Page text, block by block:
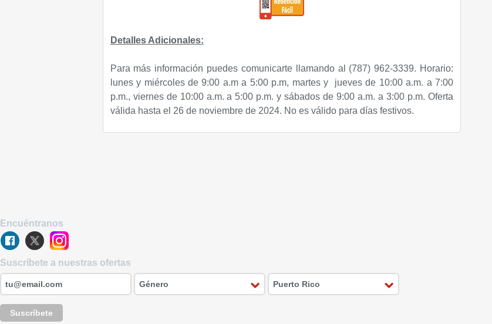
Detalles Adicionales:
Para más información puedes comunicarte llamando al (787) 962-3339. Horario:
lunes y miércoles de 9:00 a.m a 5:00 p.m, martes y jueves de 10:00 a.m. a 7:00
p.m., viernes de 10:00 a.m. a 5:00 p.m. y sábados de 9:00 a.m. a 3:00 p.m. Oferta
válida hasta el 26 de noviembre de 2024. No es válido para días festivos.
Encuéntranos
Suscríbete a nuestras ofertas
Suscríbete